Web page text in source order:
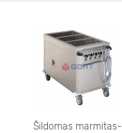
Šildomas marmitas-